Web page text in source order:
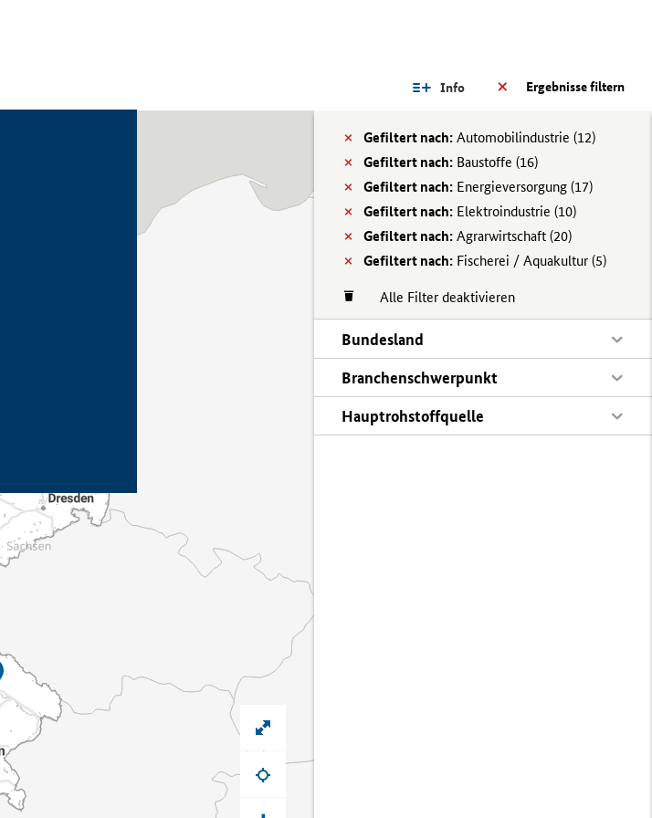
Ergebnisse filtern
Info
Gefiltert nach: Automobilindustrie (12)
Gefiltert nach: Baustoffe (16)
Gefiltert nach: Energieversorgung (17)
Gefiltert nach: Elektroindustrie (10)
Gefiltert nach: Agrarwirtschaft (20)
Gefiltert nach: Fischerei / Aquakultur (5)
Alle Filter deaktivieren
Bundesland
Branchenschwerpunkt
Hauptrohstoffquelle